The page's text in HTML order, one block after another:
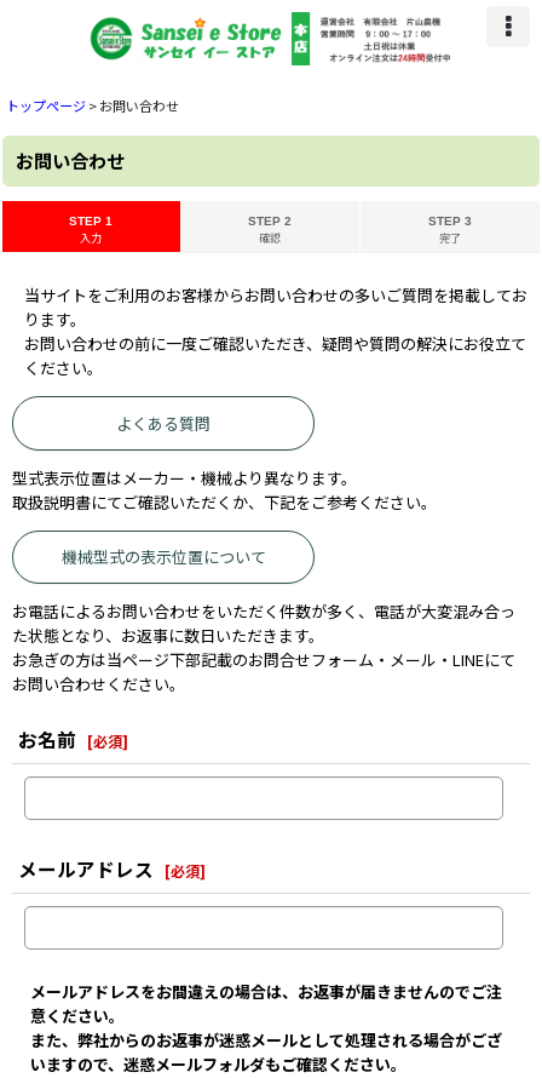
トップページ>お問い合わせ
お問い合わせ
STEP 1
入力
STEP 2
確認
STEP 3
完了
当サイトをご利用のお客様からお問い合わせの多いご質問を掲載してお
ります。
お問い合わせの前に一度ご確認いただき、疑問や質問の解決にお役立て
ください。
よくある質問
型式表示位置はメーカー・機械より異なります。
取扱説明書にてご確認いただくか、下記をご参考ください。
機械型式の表示位置について
お電話によるお問い合わせをいただく件数が多く、電話が大変混み合っ
た状態となり、お返事に数日いただきます。
お急ぎの方は当ページ下部記載のお問合せフォーム・メール・LINEにて
お問い合わせください。
お名前 [必須]
メールアドレス [必須]
メールアドレスをお間違えの場合は、お返事が届きませんのでご注
意ください。
また、弊社からのお返事が迷惑メールとして処理される場合がござ
いますので、迷惑メールフォルダもご確認ください。